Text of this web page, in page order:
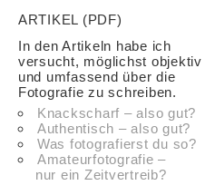
ARTIKEL (PDF)
In den Artikeln habe ich
versucht, möglichst objektiv
und umfassend über die
Fotografie zu schreiben.
Knackscharf – also gut?
Authentisch – also gut?
Was fotografierst du so?
Amateurfotografie –
nur ein Zeitvertreib?